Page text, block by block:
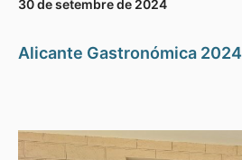
30 de setembre de 2024
Alicante Gastronómica 2024